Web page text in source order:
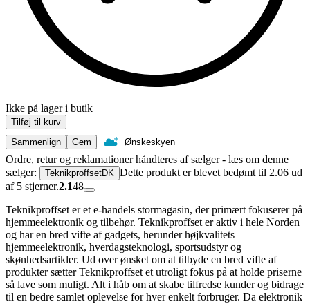
Ikke på lager i butik
Tilføj til kurv
Sammenlign
Gem Ønskeskyen
Ordre, retur og reklamationer håndteres af sælger - læs om denne
sælger:
TeknikproffsetDK Dette produkt er blevet bedømt til 2.06 ud
af 5 stjerner.2.148
Teknikproffset er et e-handels stormagasin, der primært fokuserer på
hjemmeelektronik og tilbehør. Teknikproffset er aktiv i hele Norden
og har en bred vifte af gadgets, herunder højkvalitets
hjemmeelektronik, hverdagsteknologi, sportsudstyr og
skønhedsartikler. Ud over ønsket om at tilbyde en bred vifte af
produkter sætter Teknikproffset et utroligt fokus på at holde priserne
så lave som muligt. Alt i håb om at skabe tilfredse kunder og bidrage
til en bedre samlet oplevelse for hver enkelt forbruger. Da elektronik